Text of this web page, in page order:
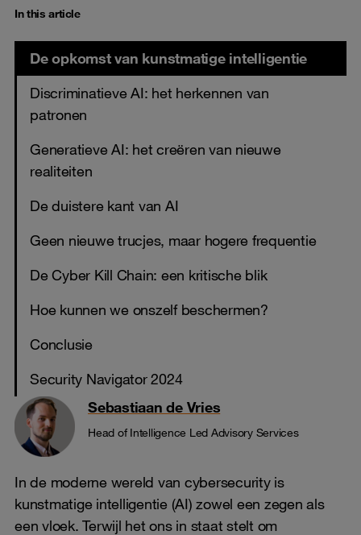
In this article
De opkomst van kunstmatige intelligentie
Discriminatieve AI: het herkennen van
patronen
Generatieve AI: het creëren van nieuwe
realiteiten
De duistere kant van AI
Geen nieuwe trucjes, maar hogere frequentie
De Cyber Kill Chain: een kritische blik
Hoe kunnen we onszelf beschermen?
Conclusie
Security Navigator 2024
Sebastiaan de Vries
Head of Intelligence Led Advisory Services
In de moderne wereld van cybersecurity is
kunstmatige intelligentie (AI) zowel een zegen als
een vloek. Terwijl het ons in staat stelt om